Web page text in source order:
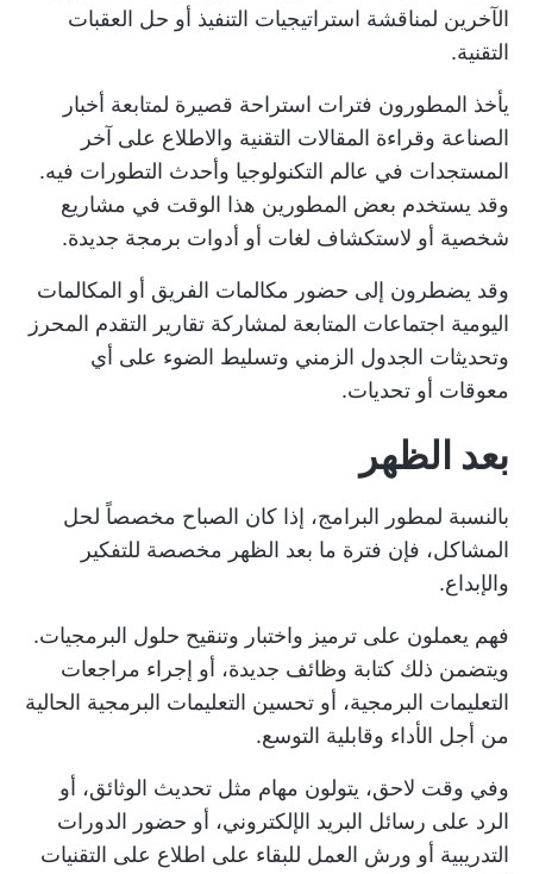
الآخرين لمناقشة استراتيجيات التنفيذ أو حل العقبات
التقنية.
يأخذ المطورون فترات استراحة قصيرة لمتابعة أخبار
الصناعة وقراءة المقالات التقنية والاطلاع على آخر
المستجدات في عالم التكنولوجيا وأحدث التطورات فيه.
وقد يستخدم بعض المطورين هذا الوقت في مشاريع
شخصية أو لاستكشاف لغات أو أدوات برمجة جديدة.
وقد يضطرون إلى حضور مكالمات الفريق أو المكالمات
اليومية اجتماعات المتابعة لمشاركة تقارير التقدم المحرز
وتحديثات الجدول الزمني وتسليط الضوء على أي
معوقات أو تحديات.
بعد الظهر
بالنسبة لمطور البرامج، إذا كان الصباح مخصصاً لحل
المشاكل، فإن فترة ما بعد الظهر مخصصة للتفكير
والإبداع.
فهم يعملون على ترميز واختبار وتنقيح حلول البرمجيات.
ويتضمن ذلك كتابة وظائف جديدة، أو إجراء مراجعات
التعليمات البرمجية، أو تحسين التعليمات البرمجية الحالية
من أجل الأداء وقابلية التوسع.
وفي وقت لاحق، يتولون مهام مثل تحديث الوثائق، أو
الرد على رسائل البريد الإلكتروني، أو حضور الدورات
التدريبية أو ورش العمل للبقاء على اطلاع على التقنيات